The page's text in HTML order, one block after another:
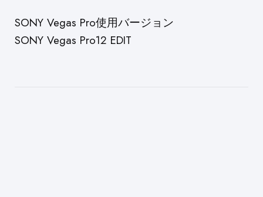
SONY Vegas Pro使用バージョン
SONY Vegas Pro12 EDIT